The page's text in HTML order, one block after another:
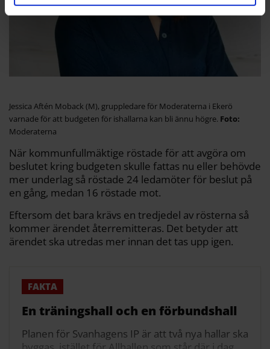
Jessica Aftén Moback (M), gruppledare för Moderaterna i Ekerö
varnade för att budgeten för ishallarna kan bli ännu högre.
Moderaterna
När kommunfullmäktige röstade för att avgöra om
beslutet kring budgeten skulle fattas nu eller behövde
mer underlag så röstade 24 ledamöter för beslut på
en gång, medan 16 röstade mot.
Eftersom det bara krävs en tredjedel av rösterna så
kommer ärendet återremitteras. Det betyder att
ärendet ska utredas mer innan det tas upp igen.
En träningshall och en förbundshall
Planen för Svanhagens IP är att två nya hallar ska